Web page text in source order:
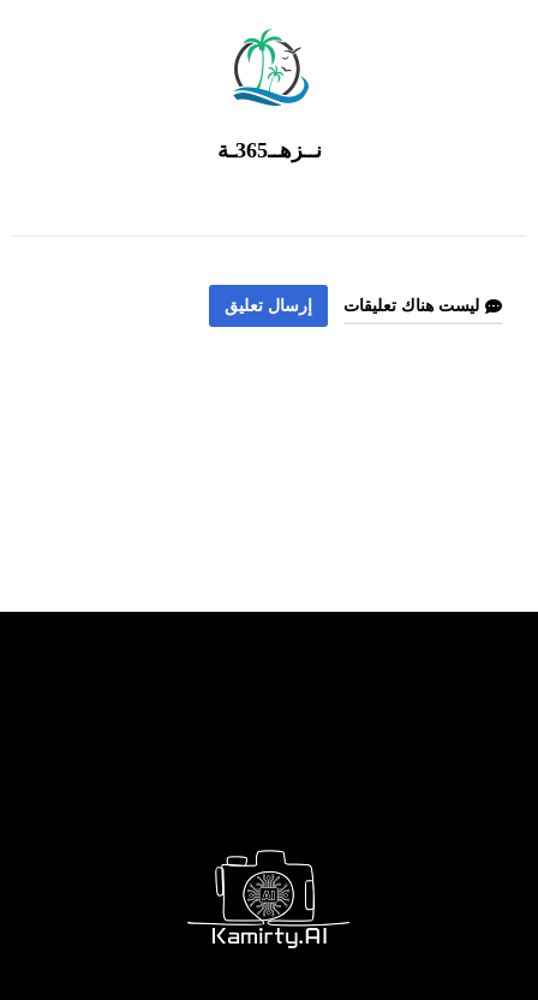
نــزهــ365ـة
ليست هناك تعليقات إرسال تعليق